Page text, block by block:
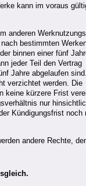
kann im voraus
anderen
bestimmten
binnen einer fünf
jeder Teil den Vertrag
Jahre abgelaufen
verzichtet werden. Die
keine kürzere Frist
nur
Kündigungsfrist noch
andere Rechte,